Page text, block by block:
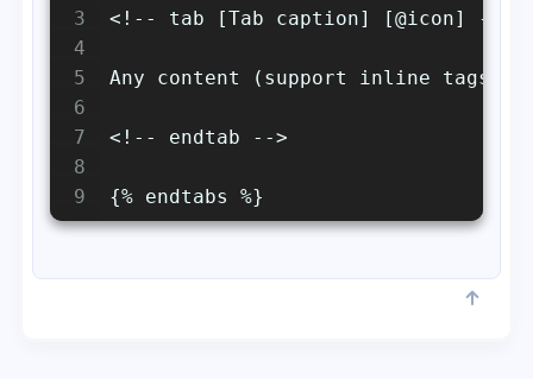
3
4
5
6
7
8
9
<!-- tab [Tab caption] [@icon] -->
Any content (support inline tags
<!-- endtab -->
{% endtabs %}